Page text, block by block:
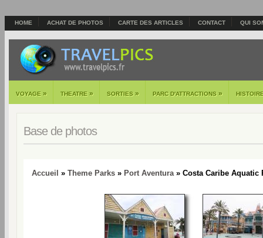
HOME ACHAT DE PHOTOS CARTE DES ARTICLES CONTACT QUI
VOYAGE » THEATRE » SORTIES » PARC D'ATTRACTIONS »
Base de photos
Accueil » Theme Parks » Port Aventura» Costa Caribe Aquatic